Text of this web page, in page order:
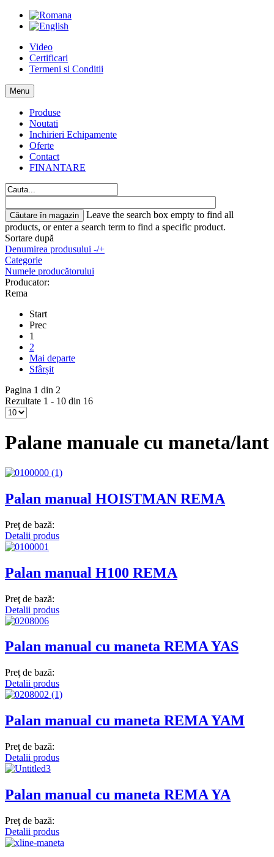
Video
Certificari
Termeni si Conditii
Menu
Produse
Noutati
Inchirieri Echipamente
Oferte
Contact
FINANTARE
Leave the search box empty to find all
products, or enter a search term to find a specific product.
Sortare după
Denumirea produsului -/+
Categorie
Numele producătorului
Producator:
Rema
Start
Prec
1
2
Mai departe
Sfârșit
Pagina 1 din 2
Rezultate 1 - 10 din 16
Palane manuale cu maneta/lant
Palan manual HOISTMAN REMA
Preţ de bază:
Detalii produs
Palan manual H100 REMA
Preţ de bază:
Detalii produs
Palan manual cu maneta REMA YAS
Preţ de bază:
Detalii produs
Palan manual cu maneta REMA YAM
Preţ de bază:
Detalii produs
Palan manual cu maneta REMA YA
Preţ de bază:
Detalii produs